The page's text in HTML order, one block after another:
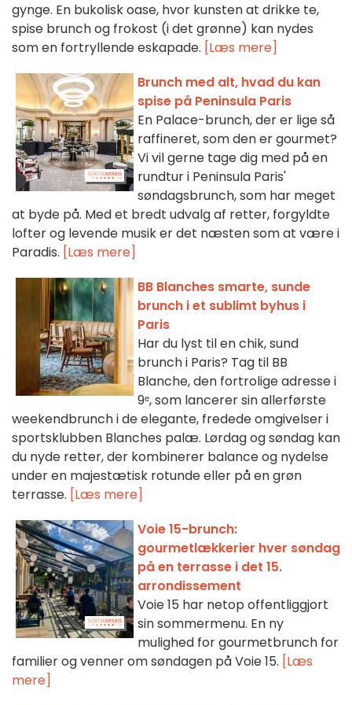
gynge. En bukolisk oase, hvor kunsten at drikke te,
spise brunch og frokost (i det grønne) kan nydes
som en fortryllende eskapade. [Læs mere]
Brunch med alt, hvad du kan
spise på Peninsula Paris
En Palace-brunch, der er lige så
raffineret, som den er gourmet?
Vi vil gerne tage dig med på en
rundtur i Peninsula Paris'
søndagsbrunch, som har meget
at byde på. Med et bredt udvalg af retter, forgyldte
lofter og levende musik er det næsten som at være i
Paradis. [Læs mere]
BB Blanches smarte, sunde
brunch i et sublimt byhus i
Paris
Har du lyst til en chik, sund
brunch i Paris? Tag til BB
Blanche, den fortrolige adresse i
9ᵉ, som lancerer sin allerførste
weekendbrunch i de elegante, fredede omgivelser i
sportsklubben Blanches palæ. Lørdag og søndag kan
du nyde retter, der kombinerer balance og nydelse
under en majestætisk rotunde eller på en grøn
terrasse. [Læs mere]
Voie 15-brunch:
gourmetlækkerier hver søndag
på en terrasse i det 15.
arrondissement
Voie 15 har netop offentliggjort
sin sommermenu. En ny
mulighed for gourmetbrunch for
familier og venner om søndagen på Voie 15. [Læs
mere]